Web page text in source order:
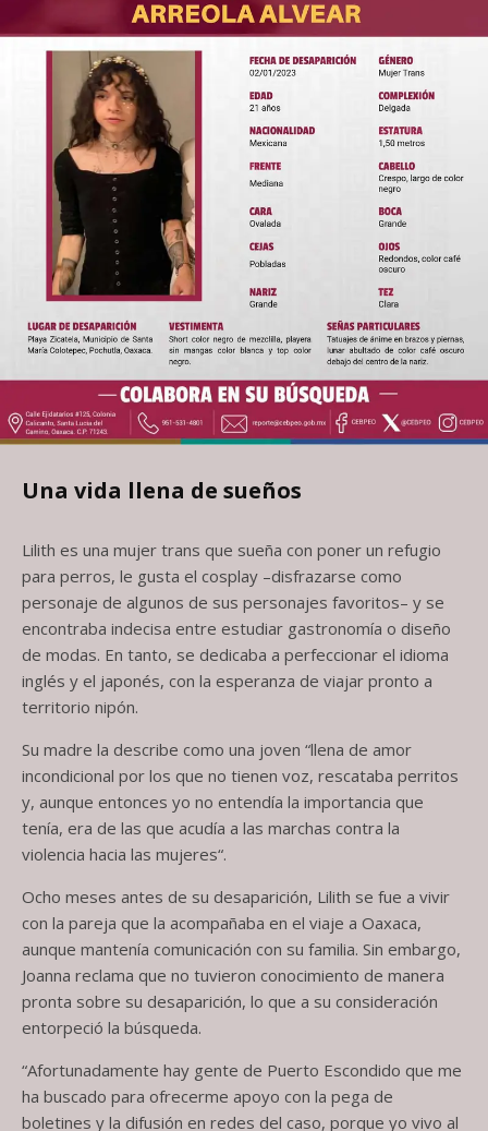
Una vida llena de sueños
Lilith es una mujer trans que sueña con poner un refugio
para perros, le gusta el cosplay –disfrazarse como
personaje de algunos de sus personajes favoritos– y se
encontraba indecisa entre estudiar gastronomía o diseño
de modas. En tanto, se dedicaba a perfeccionar el idioma
inglés y el japonés, con la esperanza de viajar pronto a
territorio nipón.
Su madre la describe como una joven “llena de amor
incondicional por los que no tienen voz, rescataba perritos
y, aunque entonces yo no entendía la importancia que
tenía, era de las que acudía a las marchas contra la
violencia hacia las mujeres“.
Ocho meses antes de su desaparición, Lilith se fue a vivir
con la pareja que la acompañaba en el viaje a Oaxaca,
aunque mantenía comunicación con su familia. Sin embargo,
Joanna reclama que no tuvieron conocimiento de manera
pronta sobre su desaparición, lo que a su consideración
entorpeció la búsqueda.
“Afortunadamente hay gente de Puerto Escondido que me
ha buscado para ofrecerme apoyo con la pega de
boletines y la difusión en redes del caso, porque yo vivo al